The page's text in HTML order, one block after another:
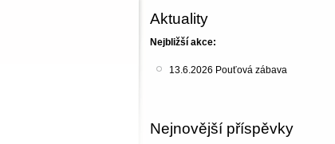
Aktuality
Nejbližší akce:
13.6.2026 Pouťová zábava
Nejnovější příspěvky